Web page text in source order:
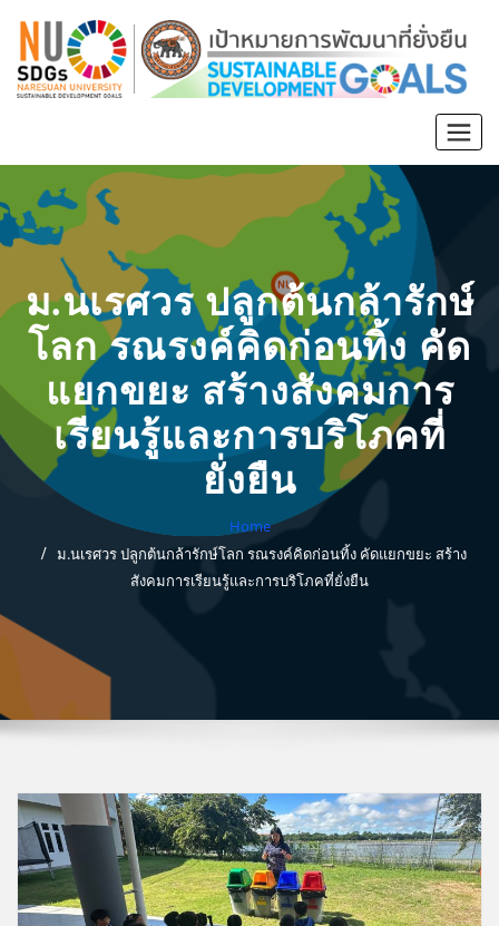
ม.นเรศวร ปลูกต้นกล้ารักษ์
โลก รณรงค์คิดก่อนทิ้ง คัด
แยกขยะ สร้างสังคมการ
เรียนรู้และการบริโภคที่
ยั่งยืน
Home
ม.นเรศวร ปลูกต้นกล้ารักษ์โลก รณรงค์คิดก่อนทิ้ง คัดแยกขยะ สร้าง
สังคมการเรียนรู้และการบริโภคที่ยั่งยืน